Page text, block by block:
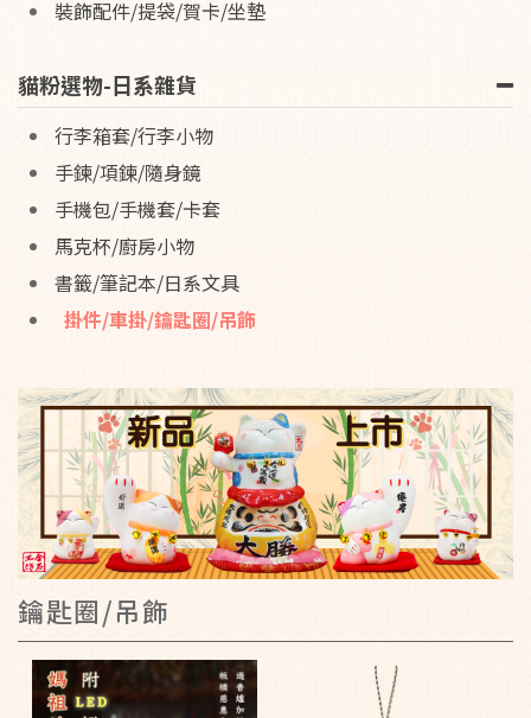
裝飾配件/提袋/賀卡/坐墊
貓粉選物-日系雜貨
行李箱套/行李小物
手鍊/項鍊/隨身鏡
手機包/手機套/卡套
馬克杯/廚房小物
書籤/筆記本/日系文具
掛件/車掛/鑰匙圈/吊飾
鑰匙圈/吊飾